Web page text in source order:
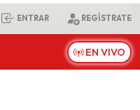
ENTRAR REGÍSTRATE
EN VIVO